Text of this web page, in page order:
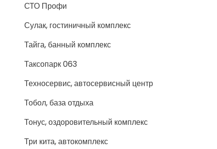
СТО Профи
Сулак, гостиничный комплекс
Тайга, банный комплекс
Таксопарк 063
Техносервис, автосервисный центр
Тобол, база отдыха
Тонус, оздоровительный комплекс
Три кита, автокомплекс